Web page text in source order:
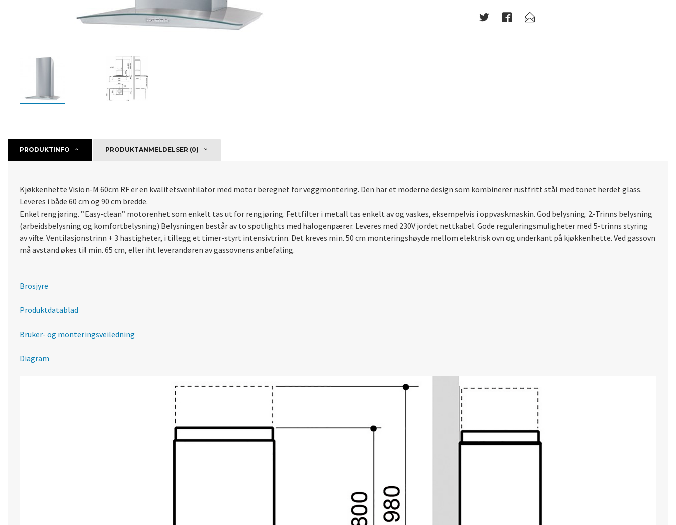
PRODUKTINFO PRODUKTANMELDELSER (0)
Kjøkkenhette Vision-M 60cm RF er en kvalitetsventilator med motor beregnet for veggmontering. Den har et moderne design som kombinerer rustfritt stål med tonet herdet glass.
Leveres i både 60 cm og 90 cm bredde.
Enkel rengjøring. ”Easy-clean” motorenhet som enkelt tas ut for rengjøring. Fettfilter i metall tas enkelt av og vaskes, eksempelvis i oppvaskmaskin. God belysning. 2-Trinns belysning
(arbeidsbelysning og komfortbelysning) Belysningen består av to spotlights med halogenpærer. Leveres med 230V jordet nettkabel. Gode reguleringsmuligheter med 5-trinns styring
av vifte. Ventilasjonstrinn + 3 hastigheter, i tillegg et timer-styrt intensivtrinn. Det kreves min. 50 cm monteringshøyde mellom elektrisk ovn og underkant på kjøkkenhette. Ved gassovn
må avstand økes til min. 65 cm, eller iht leverandøren av gassovnens anbefaling.
Brosjyre
Produktdatablad
Bruker- og monteringsveiledning
Diagram